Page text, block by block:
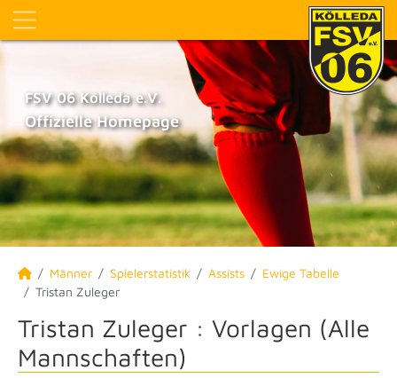
FSV 06 Kölleda e.V.
Offizielle Homepage
Männer Spielerstatistik Assists
Ewige Tabelle
Tristan Zuleger
Tristan Zuleger : Vorlagen (Alle
Mannschaften)